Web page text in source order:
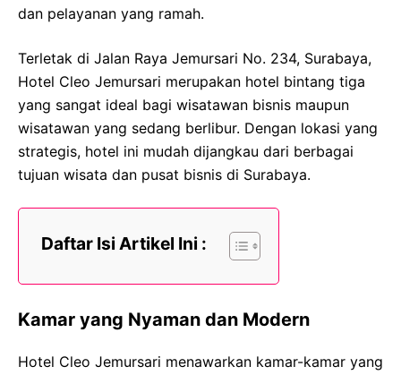
dan pelayanan yang ramah.
Terletak di Jalan Raya Jemursari No. 234, Surabaya,
Hotel Cleo Jemursari merupakan hotel bintang tiga
yang sangat ideal bagi wisatawan bisnis maupun
wisatawan yang sedang berlibur. Dengan lokasi yang
strategis, hotel ini mudah dijangkau dari berbagai
tujuan wisata dan pusat bisnis di Surabaya.
Daftar Isi Artikel Ini :
Kamar yang Nyaman dan Modern
Hotel Cleo Jemursari menawarkan kamar-kamar yang